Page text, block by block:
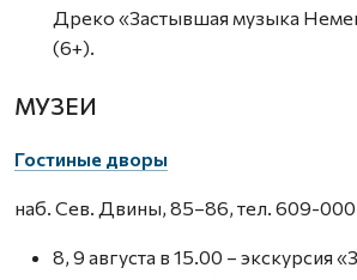
Дреко «Застывшая музыка
(6+).
МУЗЕИ
Гостиные дворы
наб. Сев. Двины, 85–86, тел. 609-000.
8, 9 августа в 15.00 – экскурсия